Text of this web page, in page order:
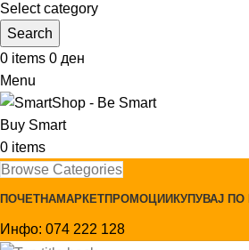
Select category
Search
0 items 0 ден
Menu
0 items
Browse Categories
ПОЧЕТНАМАРКЕТПРОМОЦИИ КУПУВАЈ
Инфо: 074 222 128